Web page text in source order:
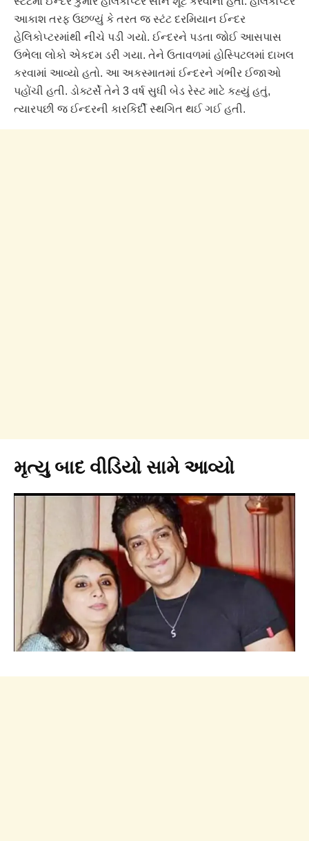
આકાશ તરફ ઉછળ્યું કે તરત જ સ્ટંટ દરમિયાન ઈન્દર
હેલિકોપ્ટરમાંથી નીચે પડી ગયો. ઈન્દરને પડતા જોઈ આસપાસ
ઉભેલા લોકો એકદમ ડરી ગયા. તેને ઉતાવળમાં હોસ્પિટલમાં દાખલ
કરવામાં આવ્યો હતો. આ અકસ્માતમાં ઈન્દરને ગંભીર ઈજાઓ
પહોંચી હતી. ડોક્ટર્સે તેને 3 વર્ષ સુધી બેડ રેસ્ટ માટે કહ્યું હતું,
ત્યારપછી જ ઈન્દરની કારકિર્દી સ્થગિત થઈ ગઈ હતી.
મૃત્યુ બાદ વીડિયો સામે આવ્યો